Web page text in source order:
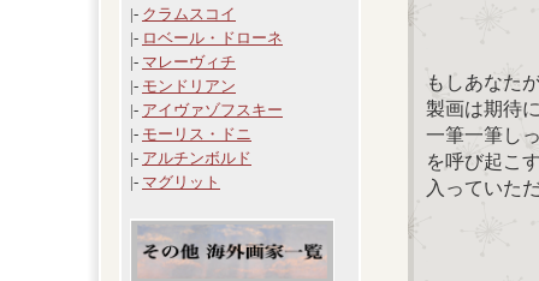
|- クラムスコイ
|- ロベール・ドローネ
|- マレーヴィチ
|- モンドリアン
|- アイヴァゾフスキー
|- モーリス・ドニ
|- アルチンボルド
|- マグリット
もしあなた
製画は期待
一筆一筆し
を呼び起こ
入っていた